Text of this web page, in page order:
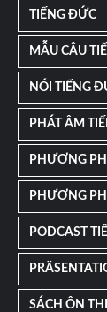
TIẾNG ĐỨC
MẪU CÂU
NÓI TIẾNG
PHÁT ÂM
PHƯƠNG
PHƯƠNG
PODCAST
SÁCH ÔN